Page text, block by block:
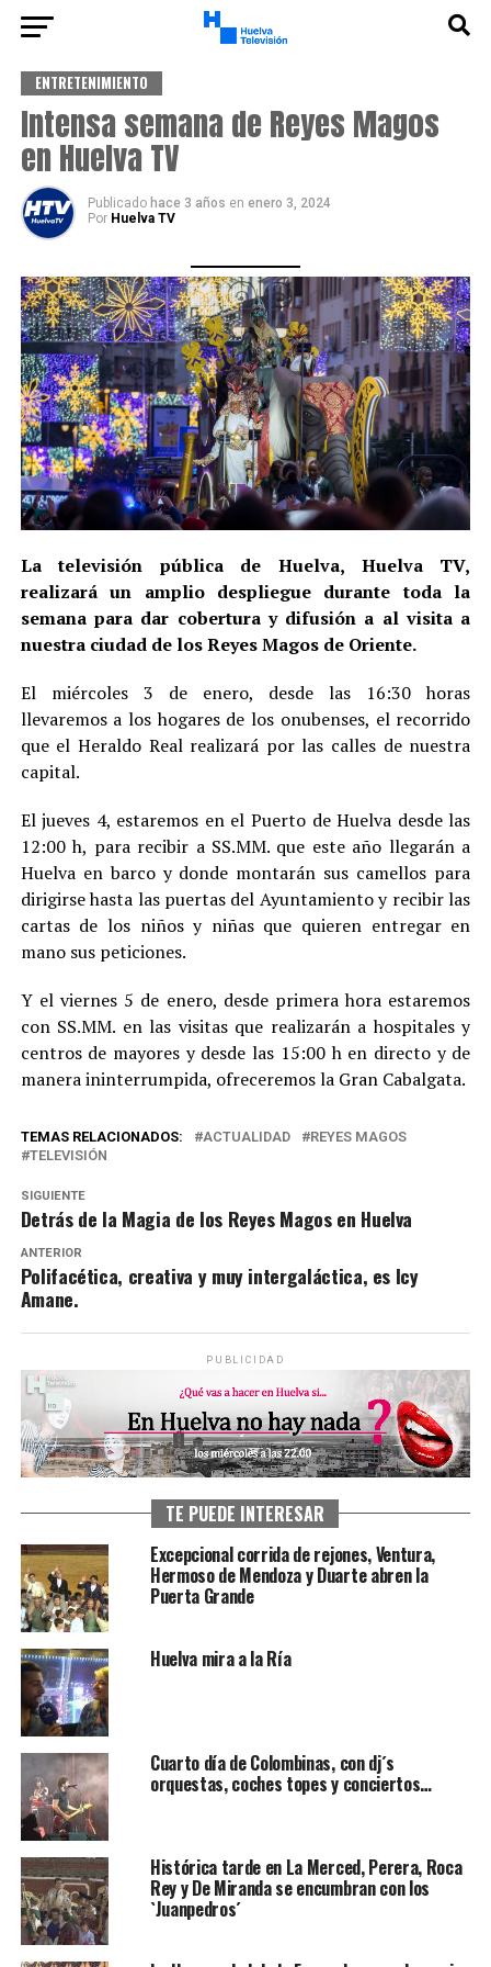
ENTRETENIMIENTO
Intensa semana de Reyes Magos
en Huelva TV
Publicado hace 3 años en enero 3, 2024
Por Huelva TV
La televisión pública de Huelva, Huelva TV,
realizará un amplio despliegue durante toda la
semana para dar cobertura y difusión a al visita a
nuestra ciudad de los Reyes Magos de Oriente.
El miércoles 3 de enero, desde las 16:30 horas
llevaremos a los hogares de los onubenses, el recorrido
que el Heraldo Real realizará por las calles de nuestra
capital.
El jueves 4, estaremos en el Puerto de Huelva desde las
12:00 h, para recibir a SS.MM. que este año llegarán a
Huelva en barco y donde montarán sus camellos para
dirigirse hasta las puertas del Ayuntamiento y recibir las
cartas de los niños y niñas que quieren entregar en
mano sus peticiones.
Y el viernes 5 de enero, desde primera hora estaremos
con SS.MM. en las visitas que realizarán a hospitales y
centros de mayores y desde las 15:00 h en directo y de
manera ininterrumpida, ofreceremos la Gran Cabalgata.
TEMAS RELACIONADOS: ACTUALIDAD
REYES MAGOS
TELEVISIÓN
SIGUIENTE
Detrás de la Magia de los Reyes Magos en Huelva
ANTERIOR
Polifacética, creativa y muy intergaláctica, es Icy
Amane.
PUBLICIDAD
TE PUEDE INTERESAR
Excepcional corrida de rejones, Ventura,
Hermoso de Mendoza y Duarte abren la
Puerta Grande
Huelva mira a la Ría
Cuarto día de Colombinas, con dj´s
orquestas, coches topes y conciertos…
Histórica tarde en La Merced, Perera, Roca
Rey y De Miranda se encumbran con los
`Juanpedros´